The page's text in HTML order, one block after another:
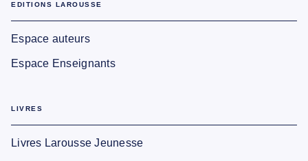
EDITIONS LAROUSSE
Espace auteurs
Espace Enseignants
LIVRES
Livres Larousse Jeunesse